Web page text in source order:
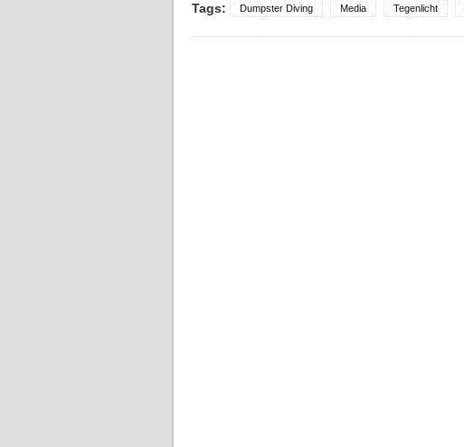
Tags: Dumpster Diving Media Tegenlicht